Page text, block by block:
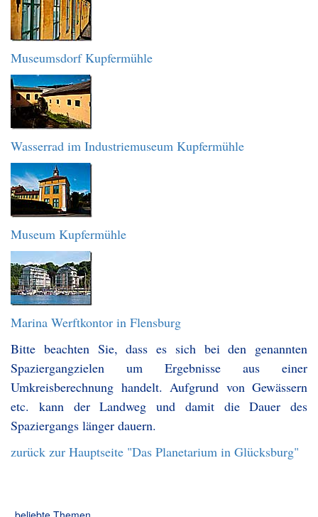
Museumsdorf Kupfermühle
Wasserrad im Industriemuseum Kupfermühle
Museum Kupfermühle
Marina Werftkontor in Flensburg
Bitte beachten Sie, dass es sich bei den genannten
Spaziergangzielen um Ergebnisse aus einer
Umkreisberechnung handelt. Aufgrund von Gewässern
etc. kann der Landweg und damit die Dauer des
Spaziergangs länger dauern.
zurück zur Hauptseite "Das Planetarium in Glücksburg"